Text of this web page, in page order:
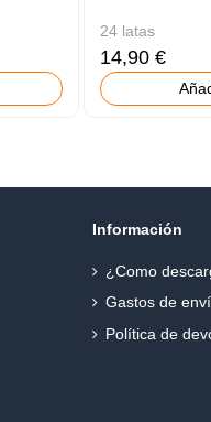
24 latas
14,90 €
Información
¿Como
Gastos de
Política de